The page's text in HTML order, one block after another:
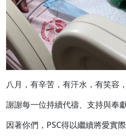
八月，有辛苦，有汗水，有笑容
謝謝每一位持續代禱、支持與奉
因著你們，PSC得以繼續將愛實